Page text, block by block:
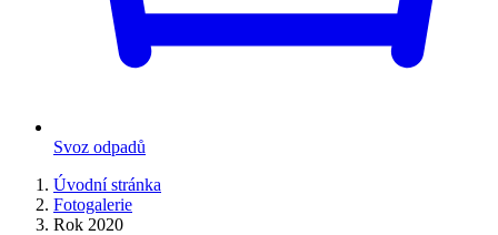
Svoz odpadů
Úvodní stránka
Fotogalerie
Rok 2020